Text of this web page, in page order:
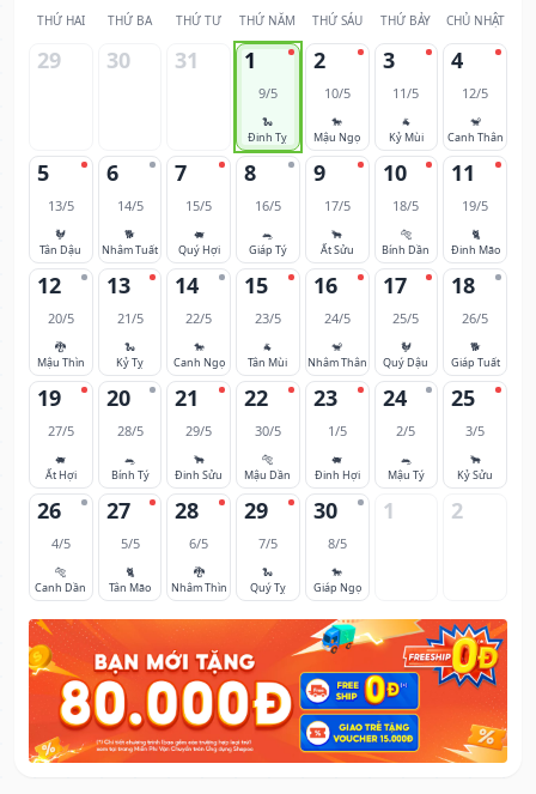
THỨ HAI THỨ BA THỨ TƯ THỨ NĂM THỨ SÁU THỨ BẢY CHỦ NHẬT
29 30 31 1
9/5
🐍
Đinh Tỵ
2
10/5
🐎
Mậu Ngọ
3
11/5
🐐
Kỷ Mùi
4
12/5
🐒
Canh Thân
5
13/5
🐓
Tân Dậu
6
14/5
🐕
Nhâm Tuất
7
15/5
🐖
Quý Hợi
8
16/5
🐀
Giáp Tý
9
17/5
🐂
Ất Sửu
10
18/5
🐅
Bính Dần
11
19/5
🐈
Đinh Mão
12
20/5
🐉
Mậu Thìn
13
21/5
🐍
Kỷ Tỵ
14
22/5
🐎
Canh Ngọ
15
23/5
🐐
Tân Mùi
16
24/5
🐒
Nhâm Thân
17
25/5
🐓
Quý Dậu
18
26/5
🐕
Giáp Tuất
19
27/5
🐖
Ất Hợi
20
28/5
🐀
Bính Tý
21
29/5
🐂
Đinh Sửu
22
30/5
🐅
Mậu Dần
23
1/5
🐖
Đinh Hợi
24
2/5
🐀
Mậu Tý
25
3/5
🐂
Kỷ Sửu
26
4/5
🐅
Canh Dần
27
5/5
🐈
Tân Mão
28
6/5
🐉
Nhâm Thìn
29
7/5
🐍
Quý Tỵ
30
8/5
🐎
Giáp Ngọ
1 2